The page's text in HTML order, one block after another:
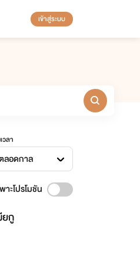
เข้าสู่ระบบ
วลา
ลอดกาล
าะโปรโมชัน
ยกู